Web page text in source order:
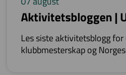
Aktivitetsbloggen |
Les siste aktivitetsblogg
klubbmesterskap og